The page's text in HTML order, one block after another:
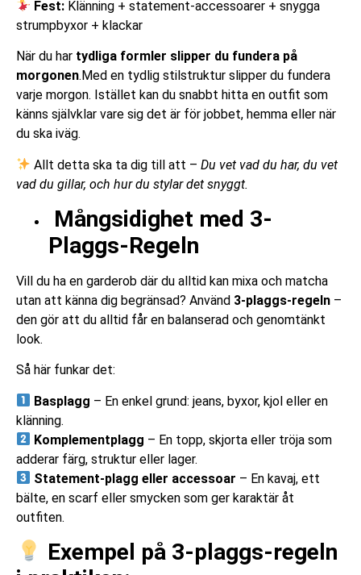
Fest: Klänning + statement-accessoarer + snygga
strumpbyxor + klackar
När du har tydliga formler slipper du fundera på
morgonen.Med en tydlig stilstruktur slipper du fundera
varje morgon. Istället kan du snabbt hitta en outfit som
känns självklar vare sig det är för jobbet, hemma eller när
du ska iväg.
Allt detta ska ta dig till att –Du vet vad du har, du vet
vad du gillar, och hur du stylar det snyggt.
Mångsidighet med 3-
Plaggs-Regeln
Vill du ha en garderob där du alltid kan mixa och matcha
utan att känna dig begränsad? Använd 3-plaggs-regeln –
den gör att du alltid får en balanserad och genomtänkt
look.
Så här funkar det:
Basplagg – En enkel grund: jeans, byxor, kjol eller en
klänning.
Komplementplagg – En topp, skjorta eller tröja som
adderar färg, struktur eller lager.
Statement-plagg eller accessoar – En kavaj, ett
bälte, en scarf eller smycken som ger karaktär åt
outfiten.
Exempel på 3-plaggs-regeln